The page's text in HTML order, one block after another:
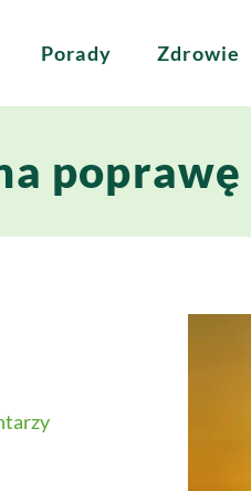
Porady Zdrowie
poprawę